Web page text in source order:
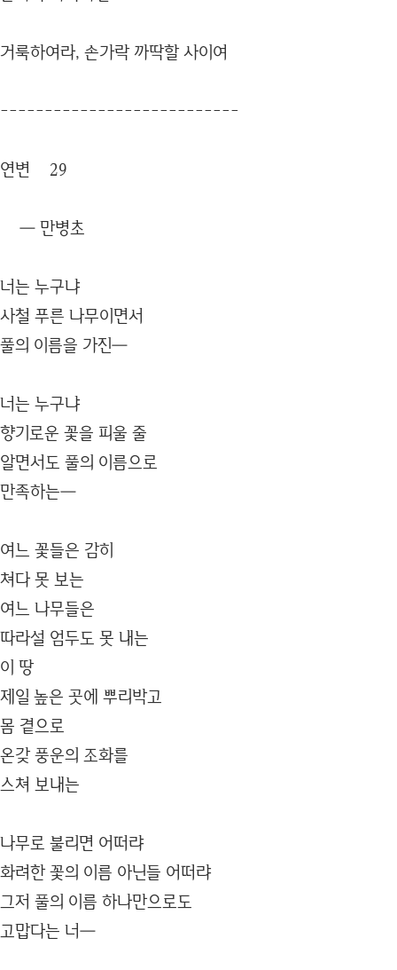
거룩하여라, 손가락 까딱할 사이여
---------------------------
연변 29
― 만병초
너는 누구냐
사철 푸른 나무이면서
풀의 이름을 가진―
너는 누구냐
향기로운 꽃을 피울 줄
알면서도 풀의 이름으로
만족하는―
여느 꽃들은 감히
쳐다 못 보는
여느 나무들은
따라설 엄두도 못 내는
이 땅
제일 높은 곳에 뿌리박고
몸 곁으로
온갖 풍운의 조화를
스쳐 보내는
나무로 불리면 어떠랴
화려한 꽃의 이름 아닌들 어떠랴
그저 풀의 이름 하나만으로도
고맙다는 너―